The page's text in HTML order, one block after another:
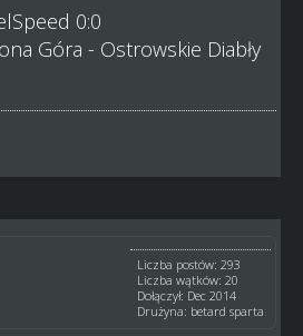
0:0
Góra - Ostrowskie Diabły
Liczba postów: 293
Liczba wątków: 20
Dołączył: Dec 2014
Drużyna: betard sparta